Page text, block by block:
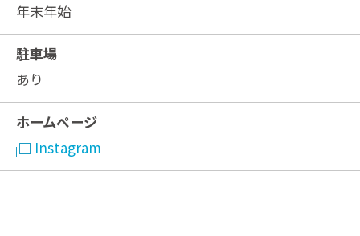
年末年始
駐車場
あり
ホームページ
Instagram